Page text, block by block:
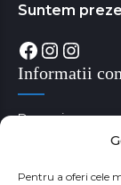
Pentru a oferi cele
Suntem
Facebook
Informatii
Denumire
Cod unic de
Numar Registrul